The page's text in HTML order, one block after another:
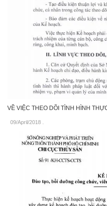
VỀ VIỆC THEO DÕI TÌNH HÌNH
09/April/2018